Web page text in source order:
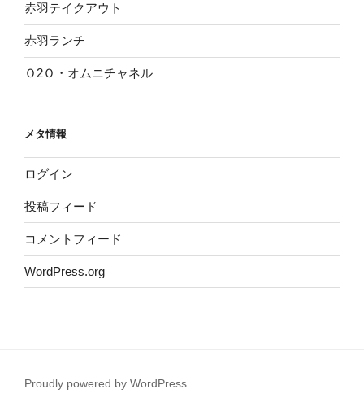
赤羽テイクアウト
赤羽ランチ
Ｏ2Ｏ・オムニチャネル
メタ情報
ログイン
投稿フィード
コメントフィード
WordPress.org
Proudly powered by WordPress